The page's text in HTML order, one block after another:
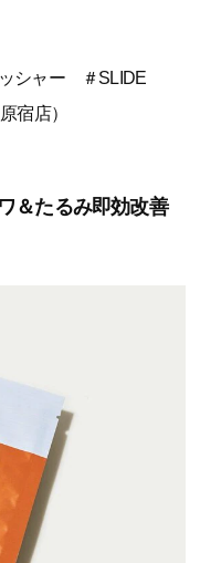
シャー ＃SLIDE
宿店）
＆たるみ即効改善